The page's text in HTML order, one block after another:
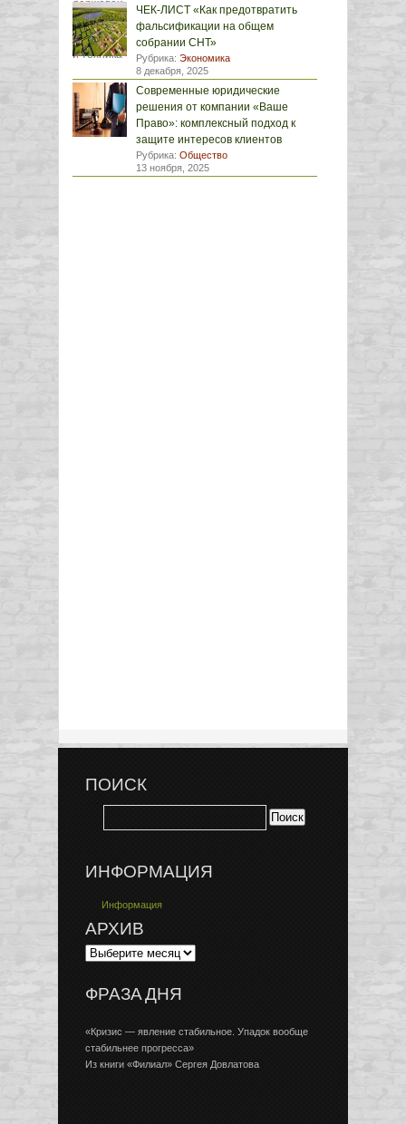
ЧЕК-ЛИСТ «Как предотвратить
фальсификации на общем
собрании СНТ»
Рубрика: Экономика
8 декабря, 2025
Современные юридические
решения от компании «Ваше
Право»: комплексный подход к
защите интересов клиентов
Рубрика: Общество
13 ноября, 2025
ПОИСК
ИНФОРМАЦИЯ
Информация
АРХИВ
ФРАЗА ДНЯ
«Кризис — явление стабильное. Упадок вообще
стабильнее прогресса»
Из книги «Филиал» Сергея Довлатова